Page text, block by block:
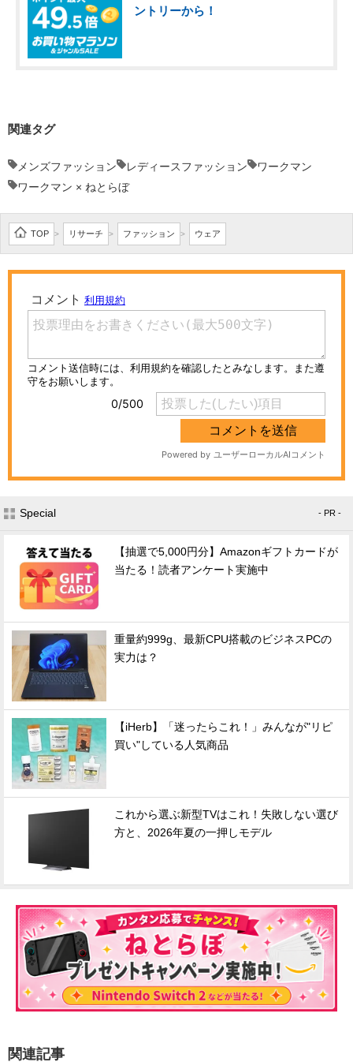
ントリーから！
関連タグ
メンズファッション レディースファッション
ワークマン
ワークマン × ねとらぼ
TOP > リサーチ > ファッション > ウェア
Special - PR -
【抽選で5,000円分】Amazonギフトカードが
当たる！読者アンケート実施中
重量約999g、最新CPU搭載のビジネスPCの
実力は？
【iHerb】「迷ったらこれ！」みんなが"リピ
買い"している人気商品
これから選ぶ新型TVはこれ！失敗しない選び
方と、2026年夏の一押しモデル
関連記事